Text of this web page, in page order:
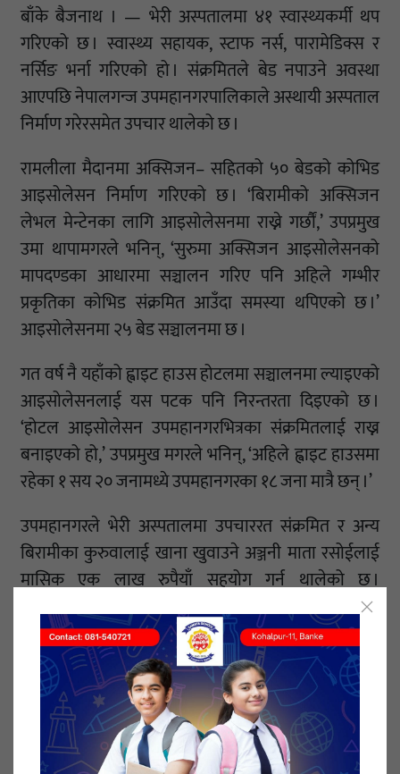
बाँके बैजनाथ । — भेरी अस्पतालमा ४१ स्वास्थ्यकर्मी थप
गरिएको छ । स्वास्थ्य सहायक, स्टाफ नर्स, पारामेडिक्स र
नर्सिङ भर्ना गरिएको हो । संक्रमितले बेड नपाउने अवस्था
आएपछि नेपालगन्ज उपमहानगरपालिकाले अस्थायी अस्पताल
निर्माण गरेरसमेत उपचार थालेको छ ।
रामलीला मैदानमा अक्सिजन– सहितको ५० बेडको कोभिड
आइसोलेसन निर्माण गरिएको छ । ‘बिरामीको अक्सिजन
लेभल मेन्टेनका लागि आइसोलेसनमा राख्ने गर्छौं,’ उपप्रमुख
उमा थापामगरले भनिन्, ‘सुरुमा अक्सिजन आइसोलेसनको
मापदण्डका आधारमा सञ्चालन गरिए पनि अहिले गम्भीर
प्रकृतिका कोभिड संक्रमित आउँदा समस्या थपिएको छ ।’
आइसोलेसनमा २५ बेड सञ्चालनमा छ ।
गत वर्ष नै यहाँको ह्वाइट हाउस होटलमा सञ्चालनमा ल्याइएको
आइसोलेसनलाई यस पटक पनि निरन्तरता दिइएको छ ।
‘होटल आइसोलेसन उपमहानगरभित्रका संक्रमितलाई राख्न
बनाइएको हो,’ उपप्रमुख मगरले भनिन्, ‘अहिले ह्वाइट हाउसमा
रहेका १ सय २० जनामध्ये उपमहानगरका १८ जना मात्रै छन् ।’
उपमहानगरले भेरी अस्पतालमा उपचाररत संक्रमित र अन्य
बिरामीका कुरुवालाई खाना खुवाउने अञ्जनी माता रसोईलाई
मासिक एक लाख रुपैयाँ सहयोग गर्न थालेको छ ।
कार्यपालिका बैठकले मासिक एक लाखको दरले तीन महिना
सहयोग गर्ने निर्णय गरेको हो । ‘यो संकटमा गरिएको मानवीय
सेवा हो,’ सुन्दर काण्ड मित्रमण्डलका सदस्य जितेन्द्र सिंहले
भने, ‘जेनतेन मिलाइरहेका थियौं, त्यसैमा उपमहानगरको साथ
पाएका छौं ।
सोमबार उपमहानगर प्रमुख धवलशमशेर राणाको अध्यक्षतामा